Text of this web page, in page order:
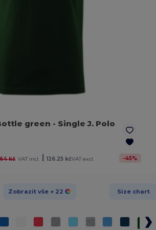
green - Single J. Polo
kč VAT incl. | 126.25 kčVAT excl. -45%
Zobrazit vše + 22 Size chart